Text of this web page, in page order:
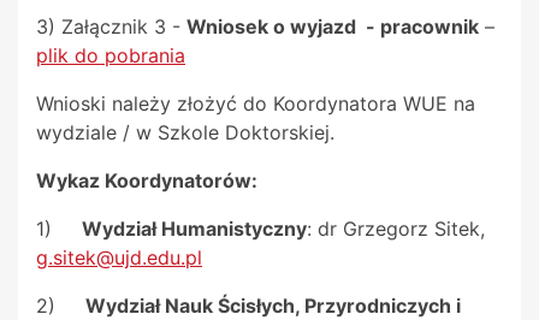
3) Załącznik 3 - Wniosek o wyjazd - pracownik –
plik do pobrania
Wnioski należy złożyć do Koordynatora WUE na
wydziale / w Szkole Doktorskiej.
Wykaz Koordynatorów:
1) Wydział Humanistyczny: dr Grzegorz Sitek,
g.sitek@ujd.edu.pl
2) Wydział Nauk Ścisłych, Przyrodniczych i